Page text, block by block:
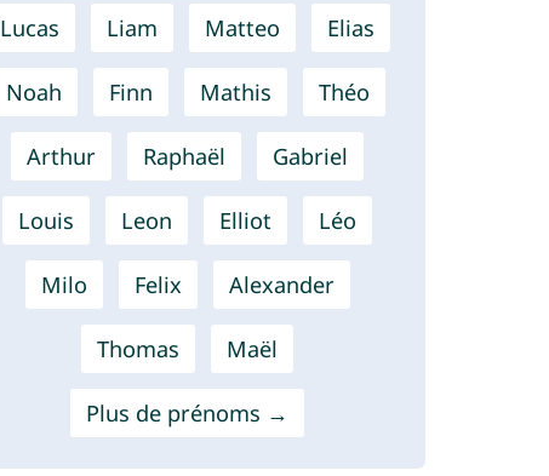
Lucas Liam Matteo Elias
Noah Finn Mathis Théo
Arthur Raphaël Gabriel
Louis Leon Elliot Léo
Milo Felix Alexander
Thomas Maël
Plus de prénoms →